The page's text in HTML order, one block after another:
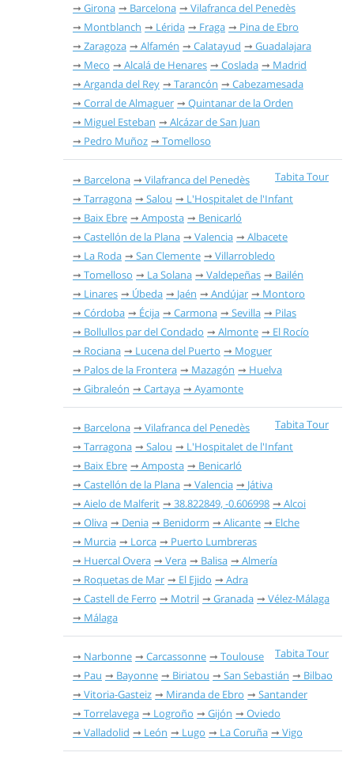
Girona
Barcelona
Vilafranca del Penedès
Montblanch
Lérida Fraga
Pina de Ebro
Zaragoza
Alfamén Calatayud
Guadalajara
Meco
Alcalá de Henares Coslada
Madrid
Arganda del Rey
Tarancón
Cabezamesada
Corral de Almaguer
Quintanar de la Orden
Miguel Esteban
Alcázar de San Juan
Pedro Muñoz
Tomelloso
Tabita Tour
Barcelona
Vilafranca del Penedès
Tarragona
Salou
L'Hospitalet de l'Infant
Baix Ebre
Amposta
Benicarló
Castellón de la Plana
Valencia
Albacete
La Roda
San Clemente
Villarrobledo
Tomelloso
La Solana Valdepeñas
Bailén
Linares
Úbeda Jaén Andújar
Montoro
Córdoba
Écija Carmona Sevilla
Pilas
Bollullos par del Condado
Almonte
El Rocío
Rociana
Lucena del Puerto
Moguer
Palos de la Frontera
Mazagón
Huelva
Gibraleón
Cartaya Ayamonte
Tabita Tour
Barcelona
Vilafranca del Penedès
Tarragona
Salou
L'Hospitalet de l'Infant
Baix Ebre
Amposta
Benicarló
Castellón de la Plana
Valencia
Játiva
Aielo de Malferit
38.822849, -0.606998
Alcoi
Oliva
Denia Benidorm Alicante
Elche
Murcia
Lorca
Puerto Lumbreras
Huercal Overa
Vera Balisa
Almería
Roquetas de Mar
El Ejido
Adra
Castell de Ferro
Motril Granada
Vélez-Málaga
Málaga
Tabita Tour
Narbonne Carcassonne
Toulouse
Pau
Bayonne Biriatou San Sebastián
Bilbao
Vitoria-Gasteiz
Miranda de Ebro
Santander
Torrelavega
Logroño Gijón
Oviedo
Valladolid
León Lugo La Coruña Vigo